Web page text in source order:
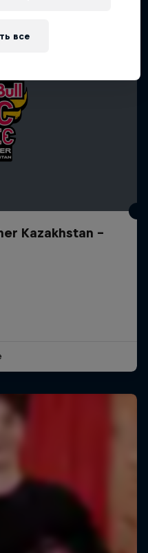
Kazakhstan –
все